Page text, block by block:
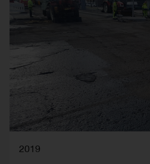
2019